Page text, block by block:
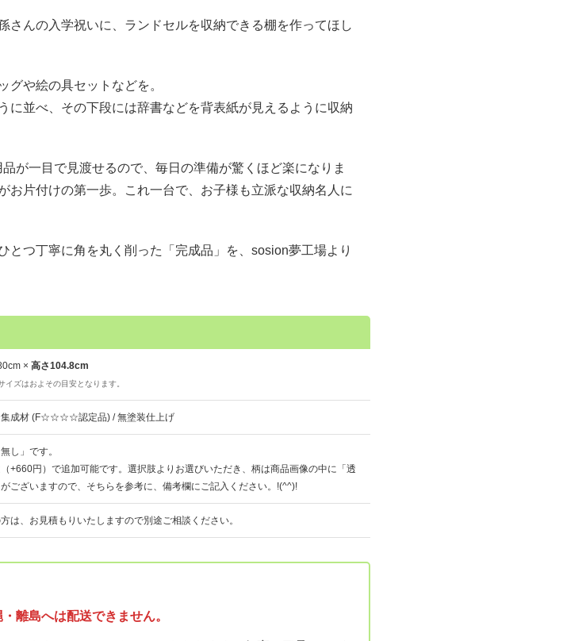
さんの入学祝いに、ランドセルを収納できる棚を作ってほし
グや絵の具セットなどを。
に並べ、その下段には辞書などを背表紙が見えるように収納
が一目で見渡せるので、毎日の準備が驚くほど楽になりま
お片付けの第一歩。これ一台で、お子様も立派な収納名人に
とつ丁寧に角を丸く削った「完成品」を、sosion夢工場より
× 高さ104.8cm
ズはおよその目安となります。
集成材 (F☆☆☆☆認定品) / 無塗装仕上げ
し」です。
+660円）で追加可能です。選択肢よりお選びいただき、柄は商品画像の中に「透
ございますので、そちらを参考に、備考欄にご記入ください。!(^^)!
は、お見積もりいたしますので別途ご相談ください。
離島へは配送できません。